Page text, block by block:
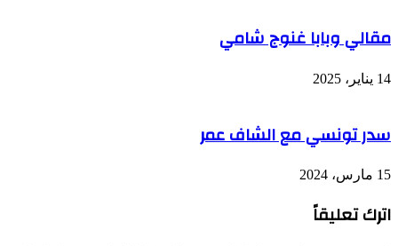
مقالي وبابا غنوج شامي
14 يناير، 2025
سدر تونسي مع الشاف عمر
15 مارس، 2024
اترك تعليقاً